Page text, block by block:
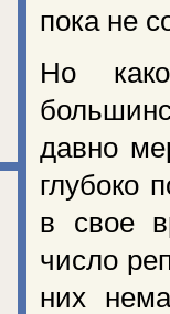
пока не
Но
давно
глубоко
в свое
число
них